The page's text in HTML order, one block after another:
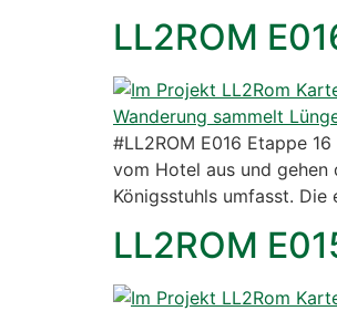
LL2ROM
#LL2ROM E016 Etappe
vom Hotel aus und gehen
Königsstuhls umfasst.
LL2ROM